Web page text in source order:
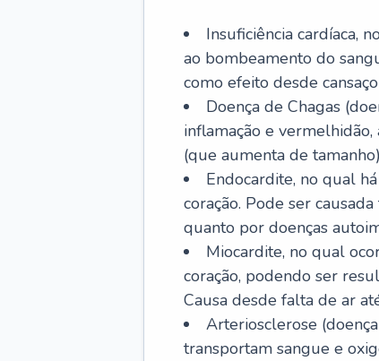
Insuficiência cardíaca,
ao bombeamento do
como efeito desde
Doença de Chagas
inflamação e
(que aumenta de
Endocardite, no qual
coração. Pode ser
quanto por doenças
Miocardite, no qual
coração, podendo ser
Causa desde falta de ar
Arteriosclerose
transportam sangue e